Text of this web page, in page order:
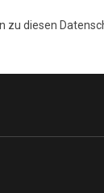
zu diesen